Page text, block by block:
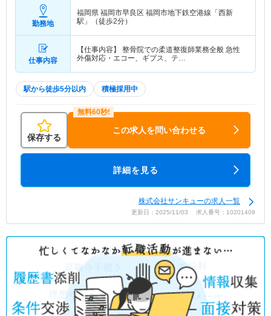
勤務地
福岡県 福岡市早良区 福岡市地下鉄空港線「西新
駅」（徒歩2分）
仕事内容
【仕事内容】 整骨院での柔道整復師業務全般 急性
外傷対応・エコー、ギプス、テ…
駅から徒歩5分以内 積極採用中
保存する
この求人を問い合わせる
詳細を見る
株式会社サンキューの求人一覧
更新日：2025/11/03 求人番号：10201409